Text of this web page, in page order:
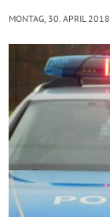
MONTAG, 30. APRIL 2018